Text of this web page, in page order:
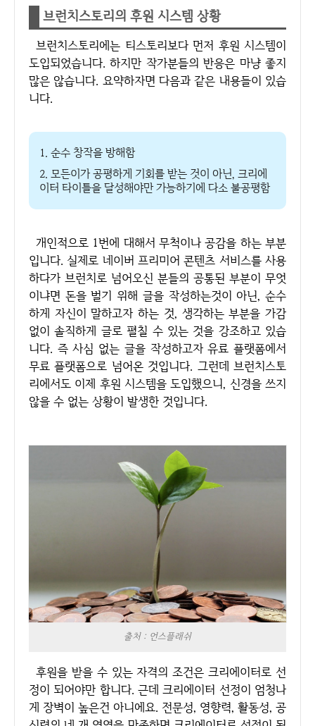
브런치스토리의 후원 시스템 상황
브런치스토리에는 티스토리보다 먼저 후원 시스템이
도입되었습니다. 하지만 작가분들의 반응은 마냥 좋지
많은 않습니다. 요약하자면 다음과 같은 내용들이 있습
니다.
1. 순수 창작을 방해함
2. 모든이가 공평하게 기회를 받는 것이 아닌, 크리에
이터 타이틀을 달성해야만 가능하기에 다소 불공평함
개인적으로 1번에 대해서 무척이나 공감을 하는 부분
입니다. 실제로 네이버 프리미어 콘텐츠 서비스를 사용
하다가 브런치로 넘어오신 분들의 공통된 부분이 무엇
이냐면 돈을 벌기 위해 글을 작성하는것이 아닌, 순수
하게 자신이 말하고자 하는 것, 생각하는 부분을 가감
없이 솔직하게 글로 펼칠 수 있는 것을 강조하고 있습
니다. 즉 사심 없는 글을 작성하고자 유료 플랫폼에서
무료 플랫폼으로 넘어온 것입니다. 그런데 브런치스토
리에서도 이제 후원 시스템을 도입했으니, 신경을 쓰지
않을 수 없는 상황이 발생한 것입니다.
출처 : 언스플래쉬
후원을 받을 수 있는 자격의 조건은 크리에이터로 선
정이 되어야만 합니다. 근데 크리에이터 선정이 엄청나
게 장벽이 높은건 아니에요. 전문성, 영향력, 활동성, 공